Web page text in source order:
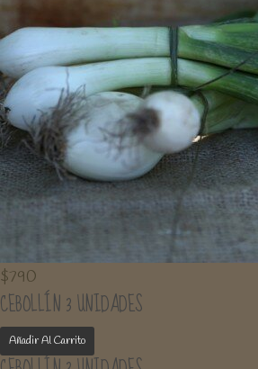
$790
CEBOLLÍN 3 UNIDADES
Añadir Al Carrito